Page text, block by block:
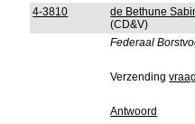
4-3810
de Bethune
(CD&V)
Federaal
Verzendingvraag
Antwoord